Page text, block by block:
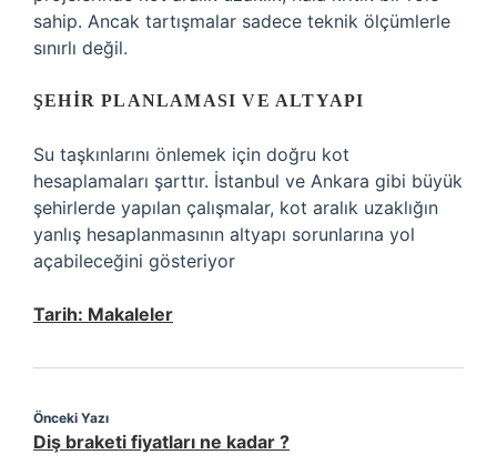
sahip. Ancak tartışmalar sadece teknik ölçümlerle
sınırlı değil.
ŞEHIR PLANLAMASI VE ALTYAPI
Su taşkınlarını önlemek için doğru kot
hesaplamaları şarttır. İstanbul ve Ankara gibi büyük
şehirlerde yapılan çalışmalar, kot aralık uzaklığın
yanlış hesaplanmasının altyapı sorunlarına yol
açabileceğini gösteriyor
Tarih: Makaleler
Önceki Yazı
Diş braketi fiyatları ne kadar ?